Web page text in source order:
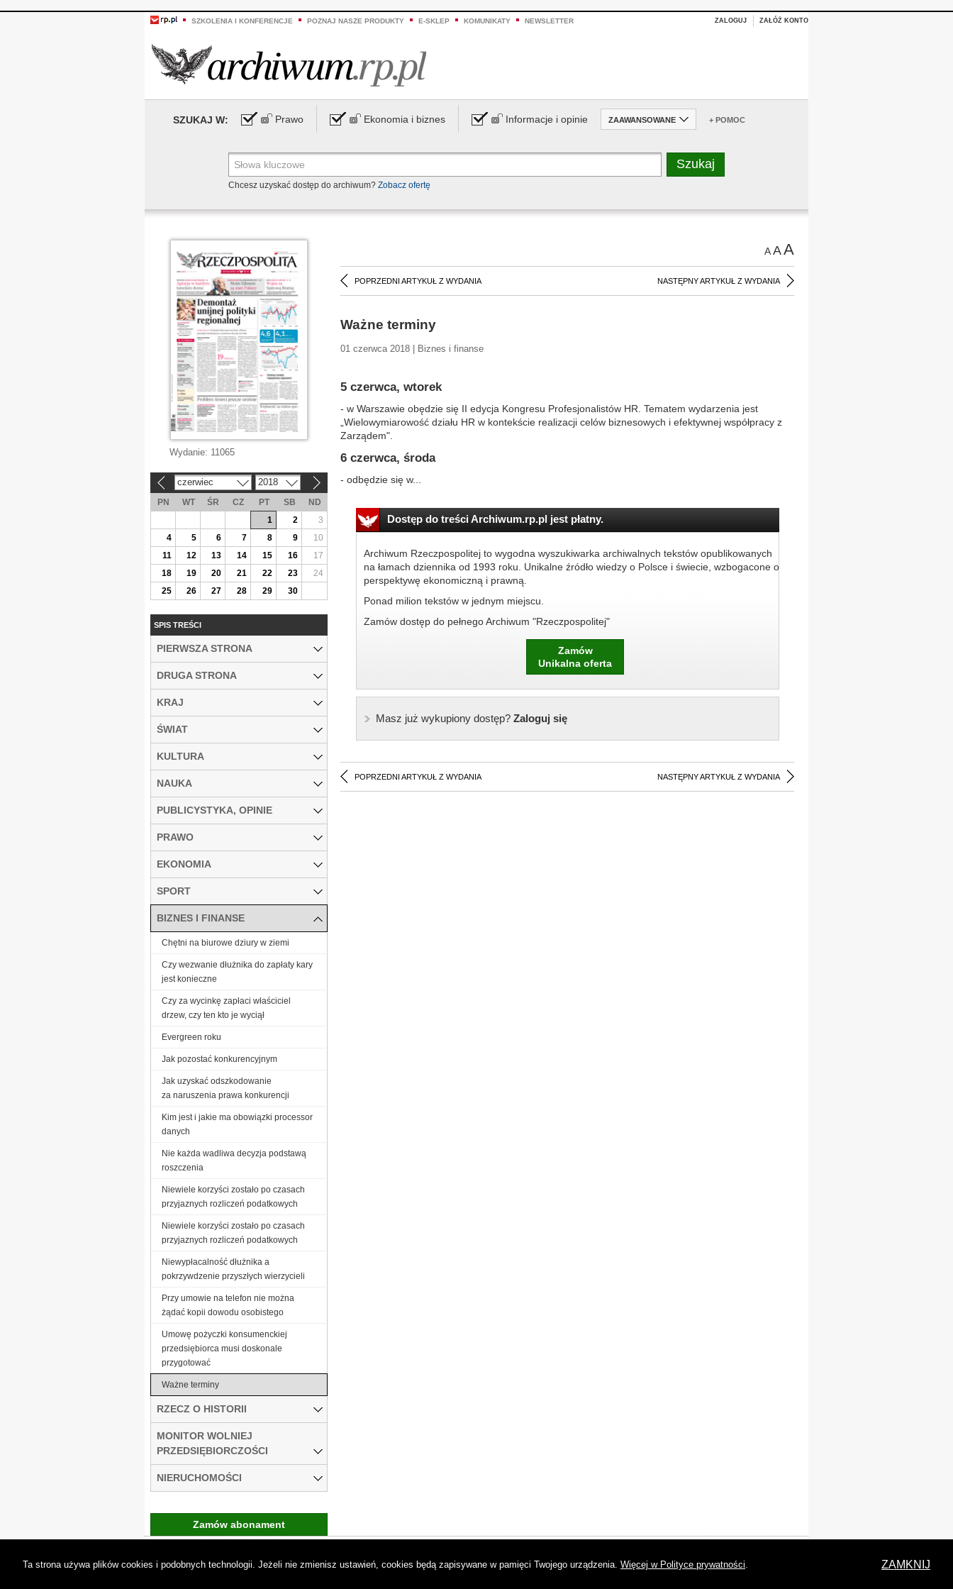
SZKOLENIA I KONFERENCJE POZNAJ NASZE PRODUKTY E-SKLEP KOMUNIKATY NEWSLETTER ZALOGUJ ZAŁÓŻ KONTO
SZUKAJ W: Prawo Ekonomia i biznes Informacje i opinie ZAAWANSOWANE + POMOC
Chcesz uzyskać dostęp do archiwum? Zobacz ofertę
AAA
POPRZEDNI ARTYKUŁ Z WYDANIA NASTĘPNY ARTYKUŁ Z WYDANIA
Ważne terminy
01 czerwca 2018 | Biznes i finanse
5 czerwca, wtorek
- w Warszawie obędzie się II edycja Kongresu Profesjonalistów HR. Tematem wydarzenia jest
„Wielowymiarowość działu HR w kontekście realizacji celów biznesowych i efektywnej współpracy z
Zarządem".
6 czerwca, środa
- odbędzie się w...
Dostęp do treści Archiwum.rp.pl jest płatny.
Archiwum Rzeczpospolitej to wygodna wyszukiwarka archiwalnych tekstów opublikowanych
na łamach dziennika od 1993 roku. Unikalne źródło wiedzy o Polsce i świecie, wzbogacone o
perspektywę ekonomiczną i prawną.
Ponad milion tekstów w jednym miejscu.
Zamów dostęp do pełnego Archiwum "Rzeczpospolitej"
Zamów
Unikalna oferta
Masz już wykupiony dostęp?Zaloguj się
POPRZEDNI ARTYKUŁ Z WYDANIA NASTĘPNY ARTYKUŁ Z WYDANIA
Wydanie: 11065
czerwiec 2018
PN WT ŚR CZ PT SB
ND
1
2
3
4
5 6 7 8 9
10
11
12 13 14 15 16
17
18
19 20 21 22 23
24
25
26 27 28 29 30
SPIS TREŚCI
PIERWSZA STRONA
DRUGA STRONA
KRAJ
ŚWIAT
KULTURA
NAUKA
PUBLICYSTYKA, OPINIE
PRAWO
EKONOMIA
SPORT
BIZNES I FINANSE
Chętni na biurowe dziury w ziemi
Czy wezwanie dłużnika do zapłaty kary
jest konieczne
Czy za wycinkę zapłaci właściciel
drzew, czy ten kto je wyciął
Evergreen roku
Jak pozostać konkurencyjnym
Jak uzyskać odszkodowanie
za naruszenia prawa konkurencji
Kim jest i jakie ma obowiązki processor
danych
Nie każda wadliwa decyzja podstawą
roszczenia
Niewiele korzyści zostało po czasach
przyjaznych rozliczeń podatkowych
Niewiele korzyści zostało po czasach
przyjaznych rozliczeń podatkowych
Niewypłacalność dłużnika a
pokrzywdzenie przyszłych wierzycieli
Przy umowie na telefon nie można
żądać kopii dowodu osobistego
Umowę pożyczki konsumenckiej
przedsiębiorca musi doskonale
przygotować
Ważne terminy
RZECZ O HISTORII
MONITOR WOLNIEJ
PRZEDSIĘBIORCZOŚCI
NIERUCHOMOŚCI
Zamów abonament
Ta strona używa plików cookies i podobnych technologii. Jeżeli nie zmienisz ustawień, cookies będą zapisywane w pamięci Twojego urządzenia. Więcej w Polityce prywatności. ZAMKNIJ